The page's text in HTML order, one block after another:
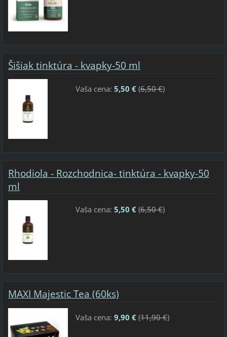
Šišiak tinktúra - kvapky-50 ml
Vaša cena: 5,50 €(6,50 €)
Rhodiola - Rozchodnica- tinktúra - kvapky-50
ml
Vaša cena: 5,50 €(6,50 €)
MAXI Majestic Tea (60ks)
Vaša cena: 9,90 €(11,90 €)